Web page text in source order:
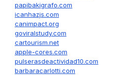
papibakigrafo.com
icanhazjs.com
canimpact.org
goviralstudy.com
cartourism.net
apple-cores.com
pulserasdeactividad10.com
barbaracarlotti.com